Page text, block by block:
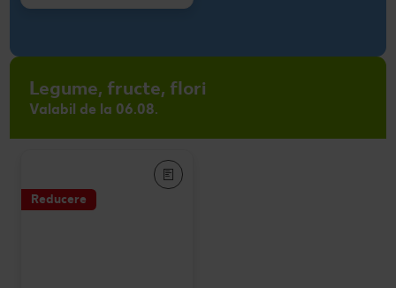
Legume, fructe, flori
Valabil de la 06.08.
Reducere